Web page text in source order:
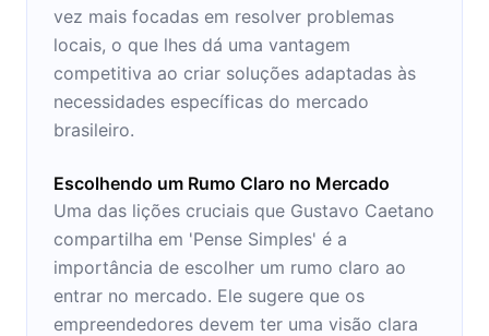
vez mais focadas em resolver problemas
locais, o que lhes dá uma vantagem
competitiva ao criar soluções adaptadas às
necessidades específicas do mercado
brasileiro.
Escolhendo um Rumo Claro no Mercado
Uma das lições cruciais que Gustavo Caetano
compartilha em 'Pense Simples' é a
importância de escolher um rumo claro ao
entrar no mercado. Ele sugere que os
empreendedores devem ter uma visão clara